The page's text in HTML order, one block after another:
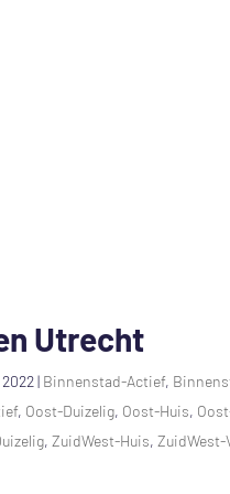
Utrecht
| Binnenstad-Actief,
, Oost-Duizelig, Oost-Huis,
, ZuidWest-Huis, ZuidWest-